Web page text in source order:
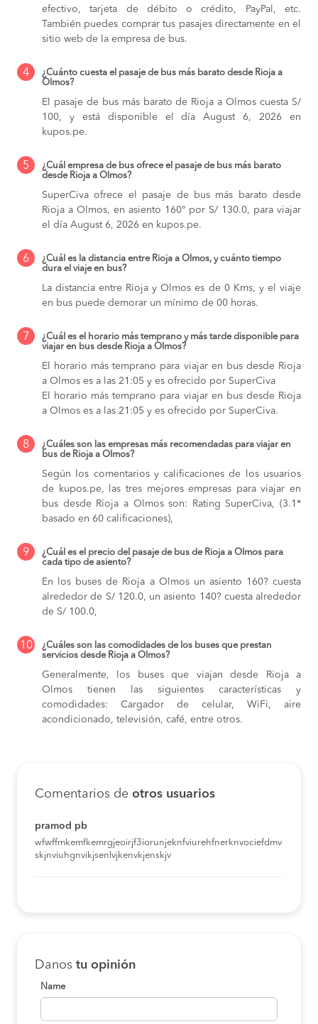
efectivo, tarjeta de débito o crédito, PayPal, etc.
También puedes comprar tus pasajes directamente en el
sitio web de la empresa de bus.
4
¿Cuánto cuesta el pasaje de bus más barato desde Rioja a
Olmos?
El pasaje de bus más barato de Rioja a Olmos cuesta S/
100, y está disponible el día August 6, 2026 en
kupos.pe.
5
¿Cuál empresa de bus ofrece el pasaje de bus más barato
desde Rioja a Olmos?
SuperCiva ofrece el pasaje de bus más barato desde
Rioja a Olmos, en asiento 160° por S/ 130.0, para viajar
el día August 6, 2026 en kupos.pe.
6
¿Cuál es la distancia entre Rioja a Olmos, y cuánto tiempo
dura el viaje en bus?
La distancia entre Rioja y Olmos es de 0 Kms, y el viaje
en bus puede demorar un mínimo de 00 horas.
7
¿Cuál es el horario más temprano y más tarde disponible para
viajar en bus desde Rioja a Olmos?
El horario más temprano para viajar en bus desde Rioja
a Olmos es a las 21:05 y es ofrecido por SuperCiva
El horario más temprano para viajar en bus desde Rioja
a Olmos es a las 21:05 y es ofrecido por SuperCiva.
8
¿Cuáles son las empresas más recomendadas para viajar en
bus de Rioja a Olmos?
Según los comentarios y calificaciones de los usuarios
de kupos.pe, las tres mejores empresas para viajar en
bus desde Rioja a Olmos son: Rating SuperCiva, (3.1*
basado en 60 calificaciones),
9
¿Cuál es el precio del pasaje de bus de Rioja a Olmos para
cada tipo de asiento?
En los buses de Rioja a Olmos un asiento 160? cuesta
alrededor de S/ 120.0, un asiento 140? cuesta alrededor
de S/ 100.0,
10
¿Cuáles son las comodidades de los buses que prestan
servicios desde Rioja a Olmos?
Generalmente, los buses que viajan desde Rioja a
Olmos tienen las siguientes características y
comodidades: Cargador de celular, WiFi, aire
acondicionado, televisión, café, entre otros.
Comentarios de otros usuarios
pramod pb
wfwffmkemfkemrgjeoirjf3iorunjeknfviurehfnerknvociefdmv
skjnviuhgnvikjsenlvjkenvkjenskjv
Danos tu opinión
Name